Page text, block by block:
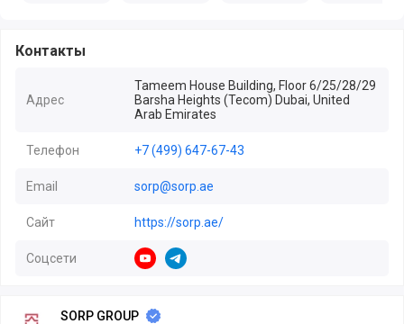
Контакты
Адрес
Tameem House Building, Floor 6/25/28/29
Barsha Heights (Tecom) Dubai, United
Arab Emirates
Телефон +7 (499) 647-67-43
Email sorp@sorp.ae
Сайт https://sorp.ae/
Соцсети https://www.youtube.com/@sorpae
https://t.me/sorpuae
SORP GROUP